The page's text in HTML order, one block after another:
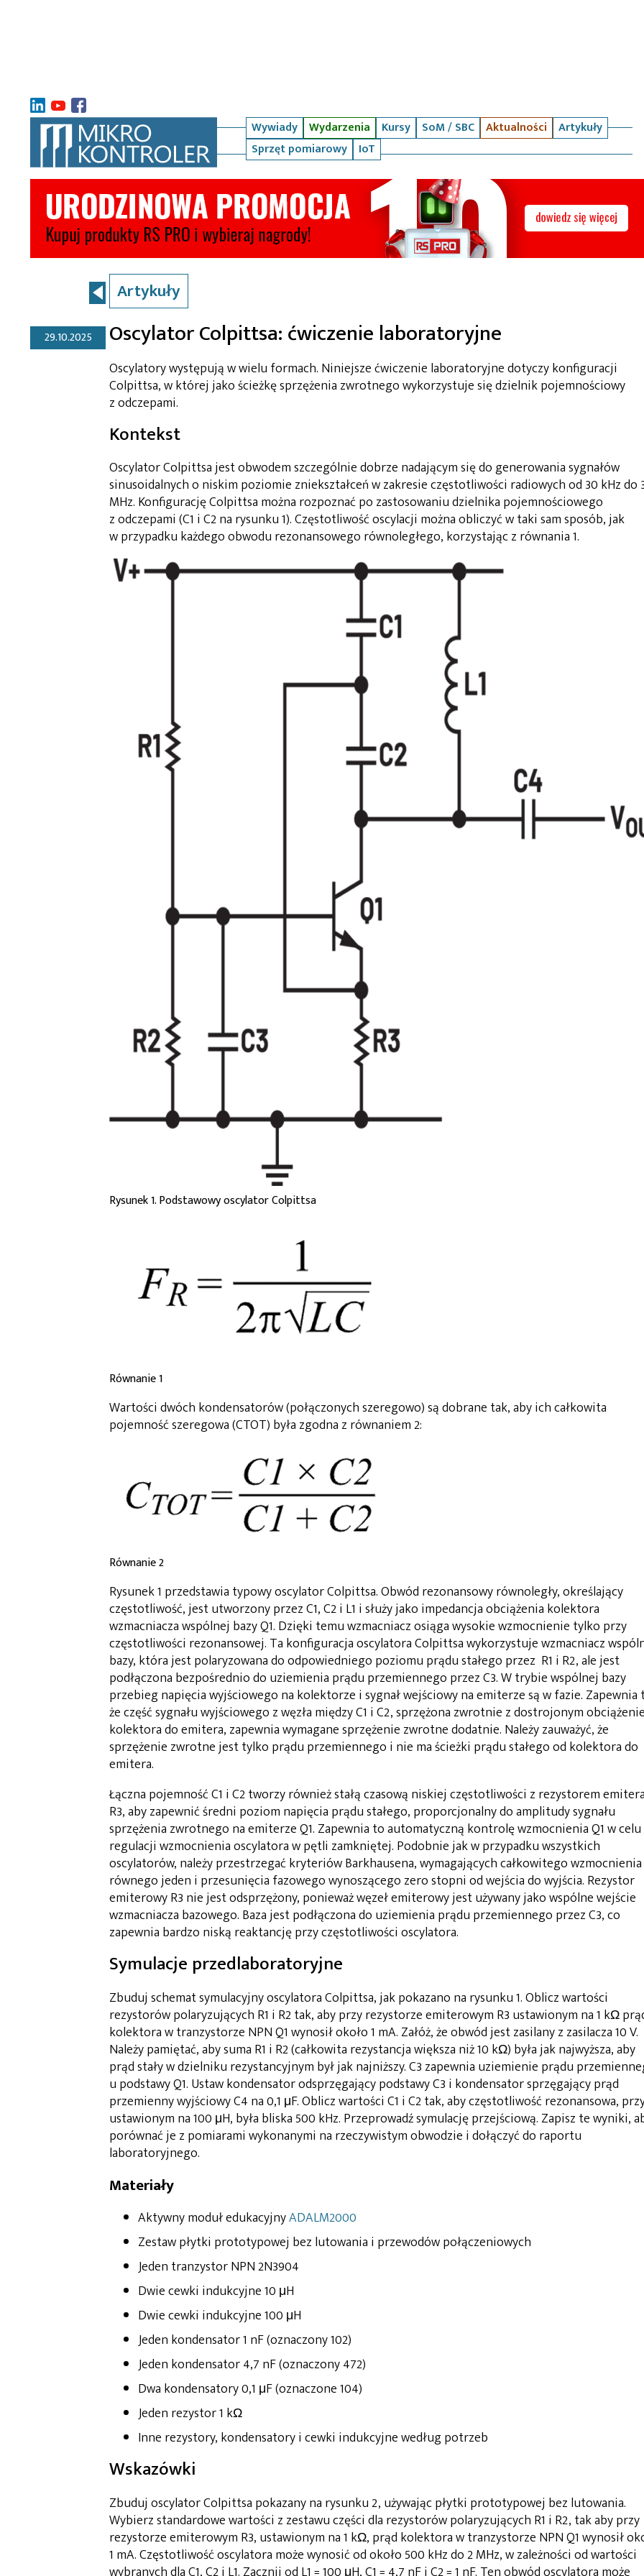
Wywiady Wydarzenia Kursy SoM / SBC Aktualności
Artykuły
Sprzęt pomiarowy
IoT
Artykuły
29.10.2025 Oscylator Colpittsa: ćwiczenie laboratoryjne
Oscylatory występują w wielu formach. Niniejsze ćwiczenie laboratoryjne dotyczy konfiguracji
Colpittsa, w której jako ścieżkę sprzężenia zwrotnego wykorzystuje się dzielnik pojemnościowy
z odczepami.
Kontekst
Oscylator Colpittsa jest obwodem szczególnie dobrze nadającym się do generowania sygnałów
sinusoidalnych o niskim poziomie zniekształceń w zakresie częstotliwości radiowych od 30 kHz do
MHz. Konfigurację Colpittsa można rozpoznać po zastosowaniu dzielnika pojemnościowego
z odczepami (C1 i C2 na rysunku 1). Częstotliwość oscylacji można obliczyć w taki sam sposób, jak
w przypadku każdego obwodu rezonansowego równoległego, korzystając z równania 1.
Rysunek 1. Podstawowy oscylator Colpittsa
Równanie 1
Wartości dwóch kondensatorów (połączonych szeregowo) są dobrane tak, aby ich całkowita
pojemność szeregowa (CTOT) była zgodna z równaniem 2:
Równanie 2
Rysunek 1 przedstawia typowy oscylator Colpittsa. Obwód rezonansowy równoległy, określający
częstotliwość, jest utworzony przez C1, C2 i L1 i służy jako impedancja obciążenia kolektora
wzmacniacza wspólnej bazy Q1. Dzięki temu wzmacniacz osiąga wysokie wzmocnienie tylko przy
częstotliwości rezonansowej. Ta konfiguracja oscylatora Colpittsa wykorzystuje wzmacniacz
bazy, która jest polaryzowana do odpowiedniego poziomu prądu stałego przez R1 i R2, ale jest
podłączona bezpośrednio do uziemienia prądu przemiennego przez C3. W trybie wspólnej bazy
przebieg napięcia wyjściowego na kolektorze i sygnał wejściowy na emiterze są w fazie. Zapewnia
że część sygnału wyjściowego z węzła między C1 i C2, sprzężona zwrotnie z dostrojonym
kolektora do emitera, zapewnia wymagane sprzężenie zwrotne dodatnie. Należy zauważyć, że
sprzężenie zwrotne jest tylko prądu przemiennego i nie ma ścieżki prądu stałego od kolektora do
emitera.
Łączna pojemność C1 i C2 tworzy również stałą czasową niskiej częstotliwości z rezystorem
R3, aby zapewnić średni poziom napięcia prądu stałego, proporcjonalny do amplitudy sygnału
sprzężenia zwrotnego na emiterze Q1. Zapewnia to automatyczną kontrolę wzmocnienia Q1 w celu
regulacji wzmocnienia oscylatora w pętli zamkniętej. Podobnie jak w przypadku wszystkich
oscylatorów, należy przestrzegać kryteriów Barkhausena, wymagających całkowitego wzmocnienia
równego jeden i przesunięcia fazowego wynoszącego zero stopni od wejścia do wyjścia. Rezystor
emiterowy R3 nie jest odsprzężony, ponieważ węzeł emiterowy jest używany jako wspólne wejście
wzmacniacza bazowego. Baza jest podłączona do uziemienia prądu przemiennego przez C3, co
zapewnia bardzo niską reaktancję przy częstotliwości oscylatora.
Symulacje przedlaboratoryjne
Zbuduj schemat symulacyjny oscylatora Colpittsa, jak pokazano na rysunku 1. Oblicz wartości
rezystorów polaryzujących R1 i R2 tak, aby przy rezystorze emiterowym R3 ustawionym na 1 kΩ
kolektora w tranzystorze NPN Q1 wynosił około 1 mA. Załóż, że obwód jest zasilany z zasilacza 10 V.
Należy pamiętać, aby suma R1 i R2 (całkowita rezystancja większa niż 10 kΩ) była jak najwyższa, aby
prąd stały w dzielniku rezystancyjnym był jak najniższy. C3 zapewnia uziemienie prądu
u podstawy Q1. Ustaw kondensator odsprzęgający podstawy C3 i kondensator sprzęgający prąd
przemienny wyjściowy C4 na 0,1 μF. Oblicz wartości C1 i C2 tak, aby częstotliwość rezonansowa,
ustawionym na 100 μH, była bliska 500 kHz. Przeprowadź symulację przejściową. Zapisz te wyniki,
porównać je z pomiarami wykonanymi na rzeczywistym obwodzie i dołączyć do raportu
laboratoryjnego.
Materiały
Aktywny moduł edukacyjnyADALM2000
Zestaw płytki prototypowej bez lutowania i przewodów połączeniowych
Jeden tranzystor NPN 2N3904
Dwie cewki indukcyjne 10 μH
Dwie cewki indukcyjne 100 μH
Jeden kondensator 1 nF (oznaczony 102)
Jeden kondensator 4,7 nF (oznaczony 472)
Dwa kondensatory 0,1 μF (oznaczone 104)
Jeden rezystor 1 kΩ
Inne rezystory, kondensatory i cewki indukcyjne według potrzeb
Wskazówki
Zbuduj oscylator Colpittsa pokazany na rysunku 2, używając płytki prototypowej bez lutowania.
Wybierz standardowe wartości z zestawu części dla rezystorów polaryzujących R1 i R2, tak aby przy
rezystorze emiterowym R3, ustawionym na 1 kΩ, prąd kolektora w tranzystorze NPN Q1 wynosił
1 mA. Częstotliwość oscylatora może wynosić od około 500 kHz do 2 MHz, w zależności od wartości